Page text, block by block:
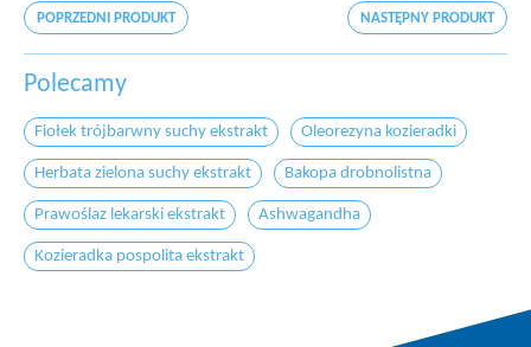
POPRZEDNI PRODUKT NASTĘPNY PRODUKT
Polecamy
Fiołek trójbarwny suchy ekstrakt Oleorezyna kozieradki
Herbata zielona suchy ekstrakt Bakopa drobnolistna
Prawoślaz lekarski ekstrakt Ashwagandha
Kozieradka pospolita ekstrakt